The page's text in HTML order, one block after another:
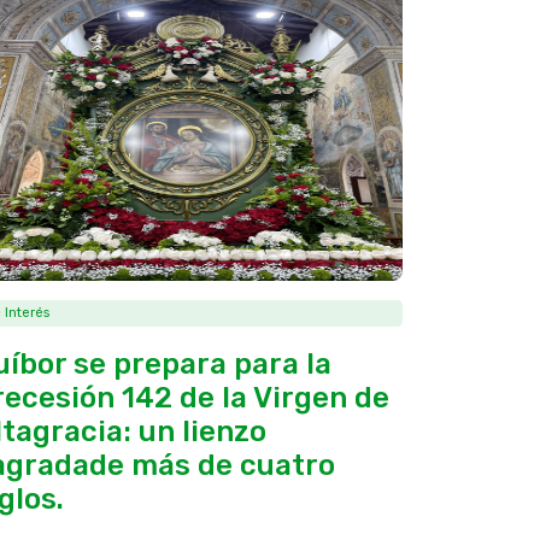
Interés
se prepara para la
142 de la Virgen de
un lienzo
más de cuatro